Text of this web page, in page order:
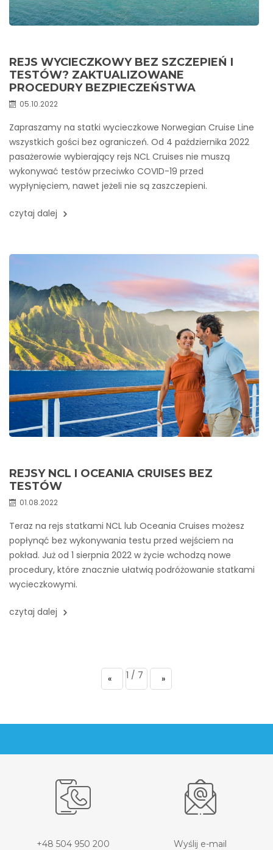
REJS WYCIECZKOWY BEZ SZCZEPIEŃ I
TESTÓW? ZAKTUALIZOWANE
PROCEDURY BEZPIECZEŃSTWA
05.10.2022
Zapraszamy na statki wycieczkowe Norwegian Cruise Line
wszystkich gości bez ograniczeń. Od 4 października 2022
pasażerowie wybierający rejs NCL Cruises nie muszą
wykonywać testów przeciwko COVID-19 przed
wypłynięciem, nawet jeżeli nie są zaszczepieni.
czytaj dalej
REJSY NCL I OCEANIA CRUISES BEZ
TESTÓW
01.08.2022
Teraz na rejs statkami NCL lub Oceania Cruises możesz
popłynąć bez wykonywania testu przed wejściem na
pokład. Już od 1 sierpnia 2022 w życie wchodzą nowe
procedury, które znacznie ułatwią podróżowanie statkami
wycieczkowymi.
czytaj dalej
page
1 / 7 page
+48 504 950 200
Wyślij e-mail